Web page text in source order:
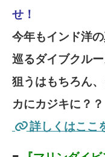
せ！
今年もインド洋
巡るダイブクルー
狙うはもちろん
カにカジキに？？
詳しくはここ